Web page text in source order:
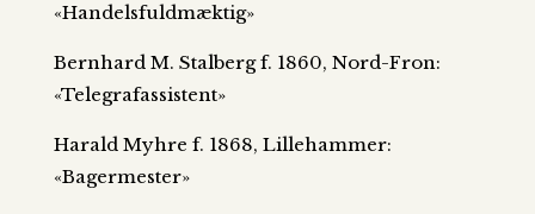
«Handelsfuldmæktig»
Bernhard M. Stalberg f. 1860, Nord-Fron:
«Telegrafassistent»
Harald Myhre f. 1868, Lillehammer:
«Bagermester»